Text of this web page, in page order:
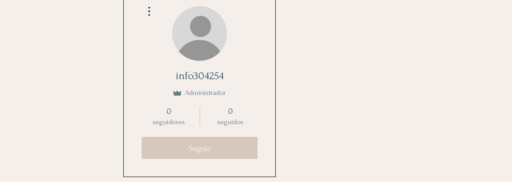
info304254
Administrador
0
seguidores
0
seguidos
Seguir